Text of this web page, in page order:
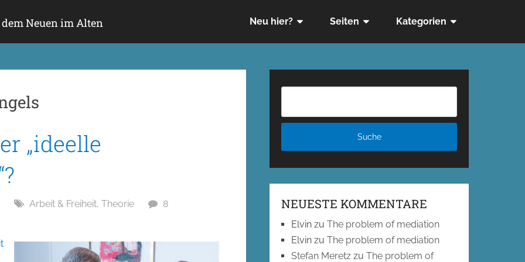
Neuen im Alten Neu hier? Seiten Kategorien
„ideelle
Arbeit & Freiheit, Theorie
8
NEUESTE KOMMENTARE
Elvin zuThe problem of mediation
Elvin zuThe problem of mediation
Stefan Meretz zuThe problem of